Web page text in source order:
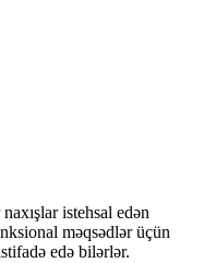
istehsal edən
məqsədlər üçün
edə bilərlər.